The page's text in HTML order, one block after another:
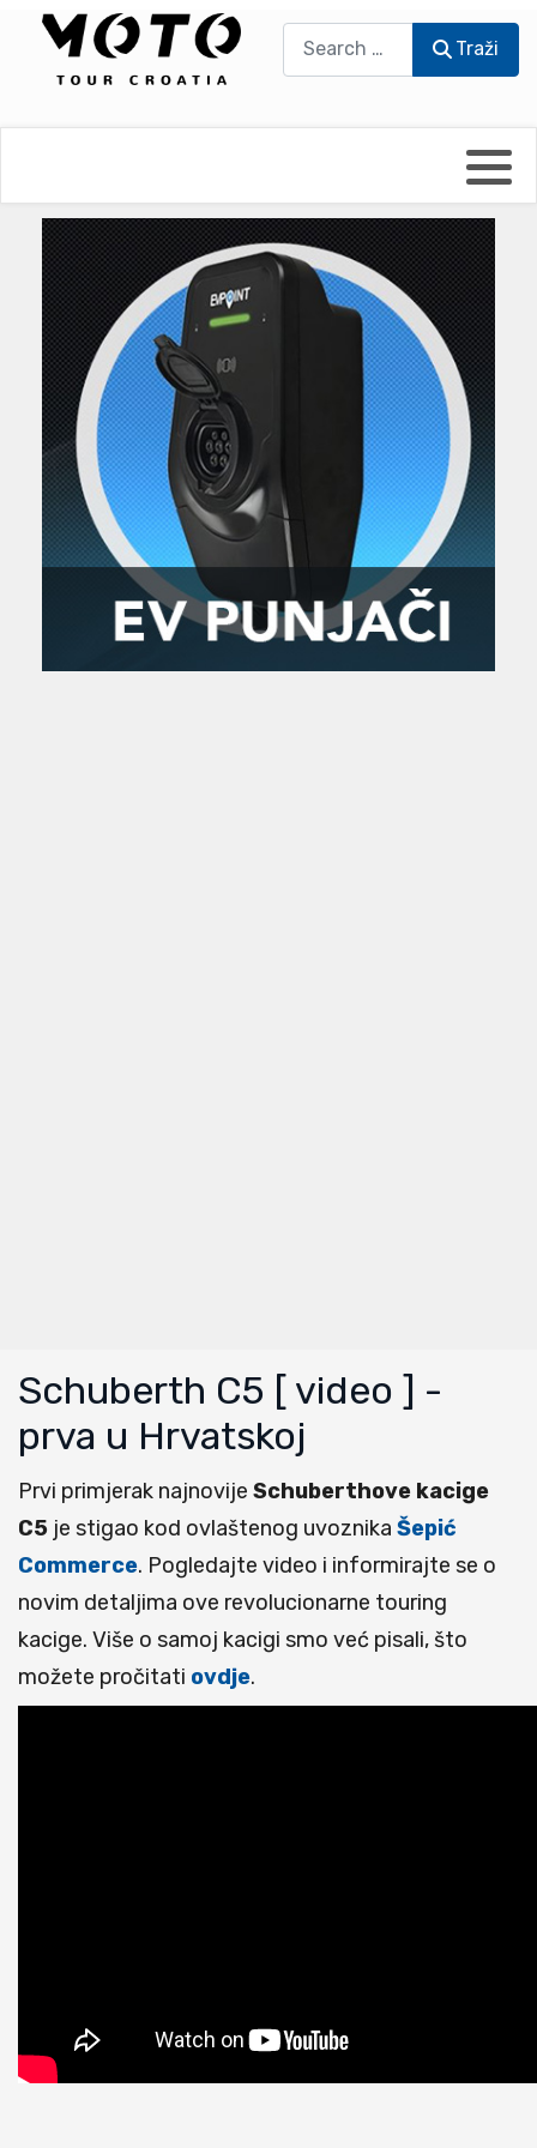
Traži
Schuberth C5 [ video ] -
prva u Hrvatskoj
Prvi primjerak najnovije Schuberthove kacige
C5 je stigao kod ovlaštenog uvoznika Šepić
Commerce. Pogledajte video i informirajte se o
novim detaljima ove revolucionarne touring
kacige. Više o samoj kacigi smo već pisali, što
možete pročitati ovdje.
UmPaDrum
Moto servisi
Impressum
Damir Žerić - ELPASSO
Dario Dinter - Moto TOZ
Igor Kreč - UmPaDrum
Igor Kukec Brmbi
Slaven Gajdek
MTC - Moto Tour Croatia
Moto putopisi
Vikend vožnje
Zanimljivost
Najave i noviteti